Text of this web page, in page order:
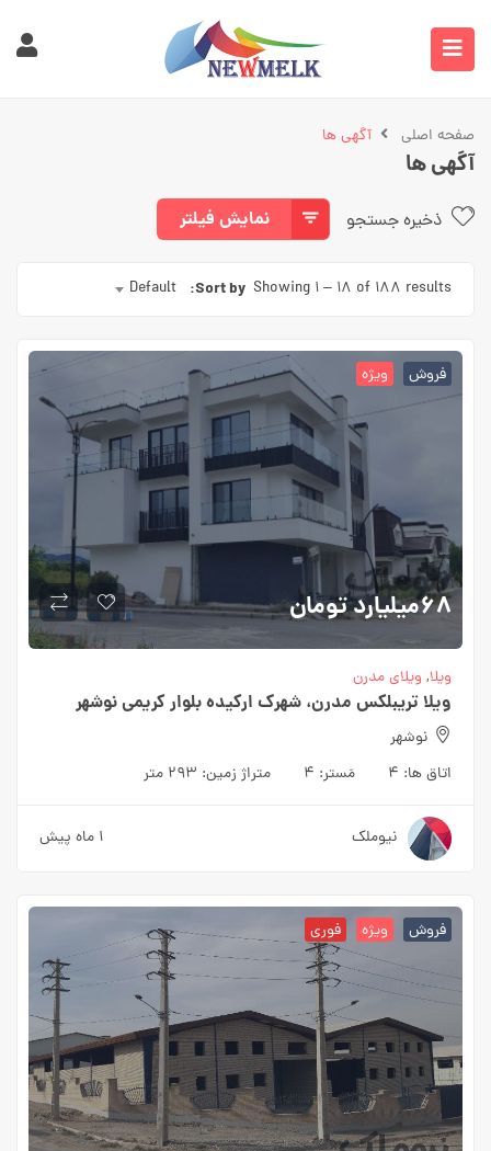
صفحه اصلی آگهی ها
آگهی ها
ذخیره جستجو نمایش فیلتر
Showing ۱– 18 of 188 results
Sort by:
Default
فروش ویژه
۶۸میلیارد تومان
ویلا,ویلای مدرن
ویلا تریبلکس مدرن، شهرک ارکیده بلوار کریمی نوشهر
نوشهر
اتاق ها: ۴ مَستر: ۴ متراژ زمین: ۲۹۳ متر
نیوملک ۱ ماه پیش
فروش ویژه فوری